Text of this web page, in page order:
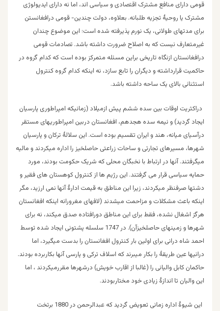
قومی دارای منافع مشترک اقتصادی و سیاسی اند، اما نه دارای ایدیولوژی
مشترک یا روحیۀ تجزیه طلبانه. بعلاوه، دولت چندین- قومی درافغانستن
برای مدتهای طولانی، یک نورم پذیرفته شده است؛ این موضوع چندان
غیرمتعارف نیست که به اصلاح ضرورت داشته باشد. تصادمات قومی
درافغانستان ازنگاه تاریخی براین مسئله متمرکز بوده است که کدام گروه در
حاکمیت قرارداشته و دیگران را تابع سازد، نه اینکه کدام گروه کنترول
استثنائی بالای یک ساحه داشته باشد.
دراکثریت اوقات بین سده ششم پیش ازمیلاد (زمانیکه امپراطوری پارسیان
ایجاد گردید) و نیمه سده هجدهم، افغانستان دربین امپراطوریهای مستقر
درآسیای میانه، هند و ایران تقسیم بوده است. این سلالۀ ترکان و پارسیان
شهرها، مسیرهای تجارتی و ساحات زراعتی حاصلخیز را اداره میکردند و مالیه
میگرفتند. آنها در ارتباط با نخبگان محلی که شریک حکومت بودند، مورد
حمایه سیاسی قرار می گرفتند. این رژیم ها از کنترول کوهستان های فقیر و
دشتها صرفنظر میکردند، زیرا این مناطق به قیمت ادارۀ آنها نمی ارزید، مگر
اینکه باعث مشکلات و مزاحمت میشدند (لافهای مغرورانه اینکه افغانستان
هرگز اشغال نشده، فقط برای این مناطق دورافتاده صدق میکند، نه برای
شهرها و زمینهای حاصلخیزآن). در 1747 سلسله پشتونی ایجاد شده توسط
احمد شاه درانی برای اولین بار کنترول افغانستان را بدست میگیرد، اما
درانیها عین طریقۀ را بکار میبرند که اسلاف ترکی و پارسی آنها بکاربرده بودند.
حاکمان کابل والیانی را (غالبا از اقارب خویش) درشهرها مقررمیکردند ، اما
این والیان تا اندازۀ زیادی خود مختاربودند.
این شیوۀ اداره زمانی تعویض گردید که عبدالرحمن در 1880 برتخت